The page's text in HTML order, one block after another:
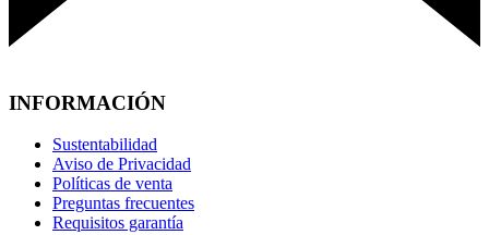
INFORMACIÓN
Sustentabilidad
Aviso de Privacidad
Políticas de venta
Preguntas frecuentes
Requisitos garantía